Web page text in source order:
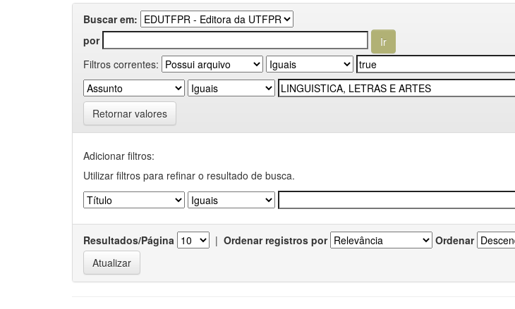
Buscar em:
por
Filtros correntes:
Retornar valores
Adicionar filtros:
Utilizar filtros para refinar o resultado de busca.
Resultados/Página | Ordenar registros por Ordenar